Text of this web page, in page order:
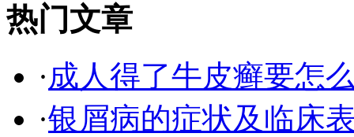
热门文章
·成人得了牛皮癣要怎
·银屑病的症状及临床